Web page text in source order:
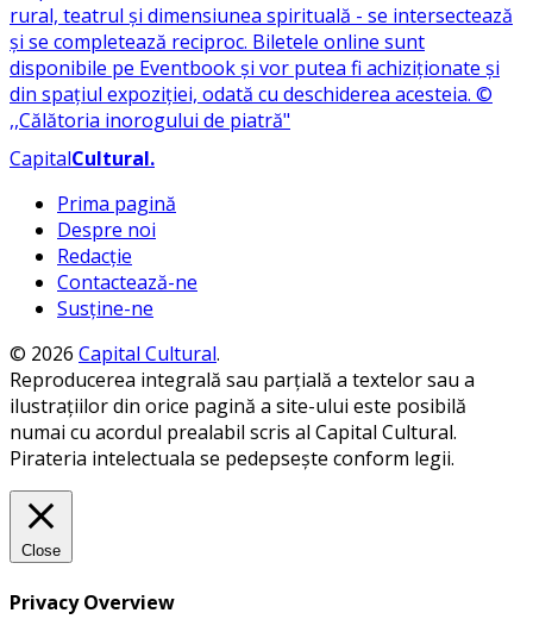
CapitalCultural.
Prima pagină
Despre noi
Redacție
Contactează-ne
Susține-ne
© 2026 Capital Cultural.
Reproducerea integrală sau parțială a textelor sau a
ilustrațiilor din orice pagină a site-ului este posibilă
numai cu acordul prealabil scris al Capital Cultural.
Pirateria intelectuala se pedepsește conform legii.
Close
Privacy Overview